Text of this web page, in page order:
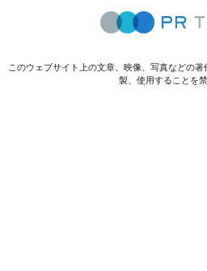
このウェブサイト上の文章、映像、写真などの
製、使用することを禁